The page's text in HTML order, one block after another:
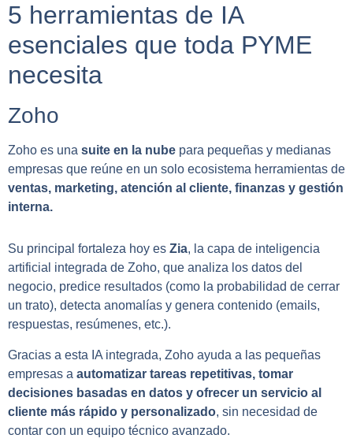
5 herramientas de IA
esenciales que toda PYME
necesita
Zoho
Zoho es una suite en la nube para pequeñas y medianas
empresas que reúne en un solo ecosistema herramientas de
ventas, marketing, atención al cliente, finanzas y gestión
interna.
Su principal fortaleza hoy es Zia, la capa de inteligencia
artificial integrada de Zoho, que analiza los datos del
negocio, predice resultados (como la probabilidad de cerrar
un trato), detecta anomalías y genera contenido (emails,
respuestas, resúmenes, etc.).
Gracias a esta IA integrada, Zoho ayuda a las pequeñas
empresas a automatizar tareas repetitivas, tomar
decisiones basadas en datos y ofrecer un servicio al
cliente más rápido y personalizado, sin necesidad de
contar con un equipo técnico avanzado.